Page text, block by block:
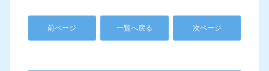
前ページ 一覧へ戻る 次ページ